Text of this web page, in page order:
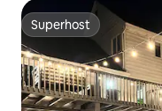
Superhost
Superhost